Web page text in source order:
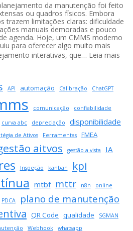
da manutenção foi feito
ou quadros físicos. Embora
trazem limitações claras: dificuldade
manuais demoradas e pouco
agenda. Hoje, um CMMS moderno
para oferecer algo muito mais
interativas, que… Leia mais:
API automação Calibração ChatGPT
comunicação confiabilidade
curva abc depreciação disponibilidade
de Ativos Ferramentas
FMEA
aitvos gestão a vista IA
Inspeção kanban kpi
mtbf mttr n8n online
PDCA plano de manutenção
QR Code qualidade
SGMAN
Webhook whatsapp